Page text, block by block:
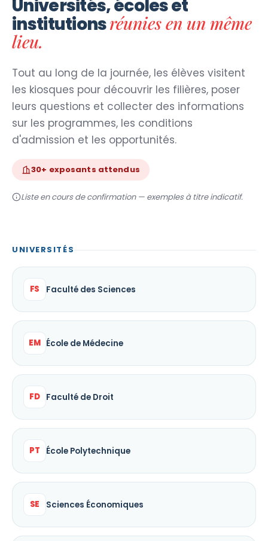
Universités, écoles et
institutionsréunies en un même
lieu.
Tout au long de la journée, les élèves visitent
les kiosques pour découvrir les filières, poser
leurs questions et collecter des informations
sur les programmes, les conditions
d'admission et les opportunités.
30+ exposants attendus
Liste en cours de confirmation — exemples à titre indicatif.
UNIVERSITÉS
FS Faculté des Sciences
EM École de Médecine
FD Faculté de Droit
PT École Polytechnique
SE Sciences Économiques